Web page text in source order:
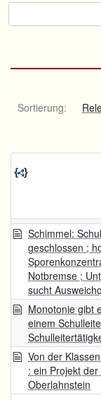
Sortierung:
Schimmel:
geschlossen ;
Notbremse ;
sucht
Monotonie gibt
einem
Von der
: ein Projekt
Oberlahnstein